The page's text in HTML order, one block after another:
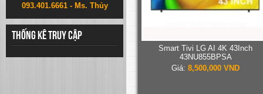
093.401.6661 - Ms. Thủy
Thống kê truy cập
Smart Tivi LG AI 4K 43Inch
43NU855BPSA
Giá: 8,500,000 VND